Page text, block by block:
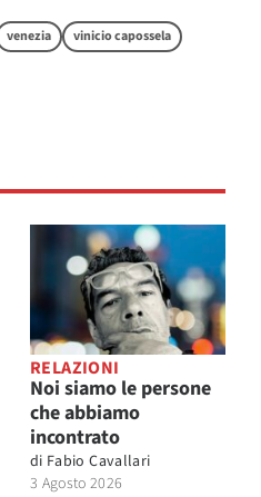
venezia vinicio capossela
RELAZIONI
Noi siamo le persone
che abbiamo
incontrato
di Fabio Cavallari
3 Agosto 2026